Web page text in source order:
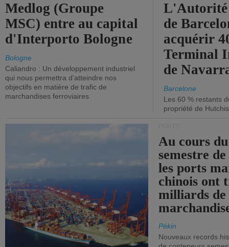
Medlog (Groupe
MSC) entre au capital
d'Interporto Bologne
Bologne
Caliandro : Un développement industriel
qui nous permettra d'atteindre nos
objectifs en matière de trafic de
marchandises ferroviaires.
de
acquérir
Terminal
de
Barcelone
Les 60 % restants
propriété de
Au cours
semestre
les ports
chinois ont
milliards de
Pékin
Nouveaux records